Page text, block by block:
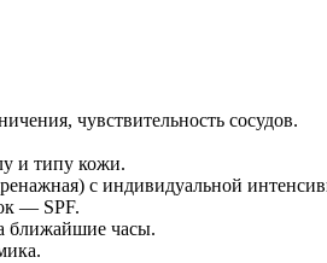
чувствительность сосудов.
и типу кожи.
с индивидуальной
— SPF.
ближайшие часы.